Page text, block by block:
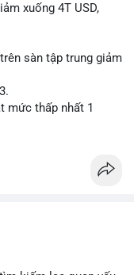
xuống 4T USD,
sàn tập trung giảm
mức thấp nhất 1